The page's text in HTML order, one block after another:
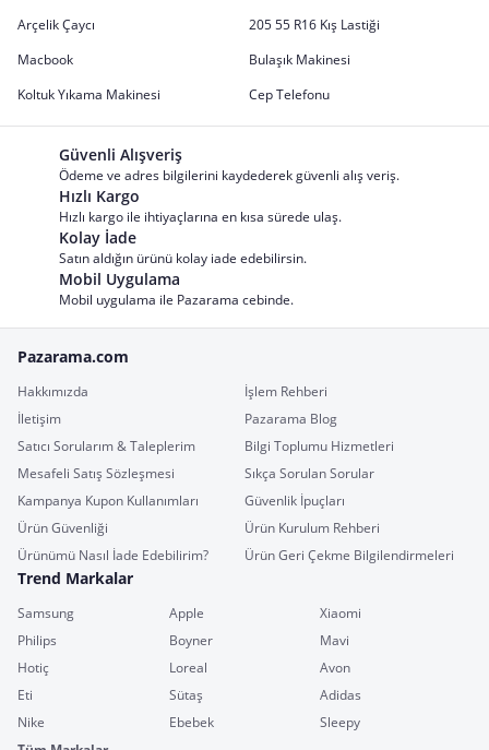
Arçelik Çaycı
205 55 R16 Kış Lastiği
Macbook
Bulaşık Makinesi
Koltuk Yıkama Makinesi
Cep Telefonu
Güvenli Alışveriş
Ödeme ve adres bilgilerini kaydederek güvenli alış veriş.
Hızlı Kargo
Hızlı kargo ile ihtiyaçlarına en kısa sürede ulaş.
Kolay İade
Satın aldığın ürünü kolay iade edebilirsin.
Mobil Uygulama
Mobil uygulama ile Pazarama cebinde.
Pazarama.com
Hakkımızda
İşlem Rehberi
İletişim
Pazarama Blog
Satıcı Sorularım & Taleplerim
Bilgi Toplumu Hizmetleri
Mesafeli Satış Sözleşmesi
Sıkça Sorulan Sorular
Kampanya Kupon Kullanımları
Güvenlik İpuçları
Ürün Güvenliği
Ürün Kurulum Rehberi
Ürünümü Nasıl İade Edebilirim?
Ürün Geri Çekme Bilgilendirmeleri
Trend Markalar
Samsung Apple
Xiaomi
Philips
Boyner
Mavi
Hotiç
Loreal
Avon
Eti
Sütaş
Adidas
Nike
Ebebek
Sleepy